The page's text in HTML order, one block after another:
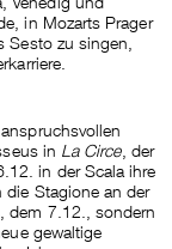
in Mozarts Prager
Sesto zu singen,
in La Circe, der
in der Scala ihre
Stagione an der
dem 7.12., sondern
gewaltige